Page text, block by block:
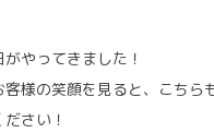
やってきました！
様の笑顔を見ると、こちら
さい！